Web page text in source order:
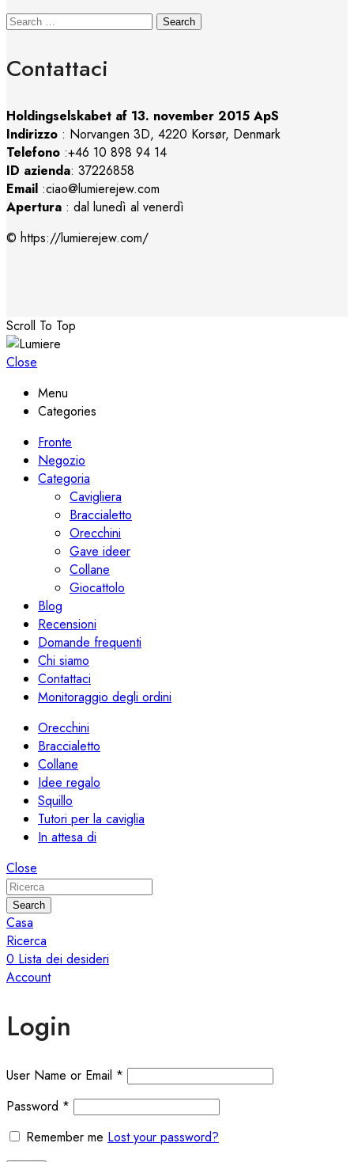
Search
Contattaci
Holdingselskabet af 13. november 2015 ApS
Indirizzo : Norvangen 3D, 4220 Korsør, Denmark
Telefono :+46 10 898 94 14
ID azienda: 37226858
Email :ciao@lumierejew.com
Apertura : dal lunedì al venerdì
© https://lumierejew.com/
Scroll To Top
Close
Menu
Categories
Fronte
Negozio
Categoria
Cavigliera
Braccialetto
Orecchini
Gave ideer
Collane
Giocattolo
Blog
Recensioni
Domande frequenti
Chi siamo
Contattaci
Monitoraggio degli ordini
Orecchini
Braccialetto
Collane
Idee regalo
Squillo
Tutori per la caviglia
In attesa di
Close
Search
Casa
Ricerca
0 Lista dei desideri
Account
Login
User Name or Email *
Password *
Remember me Lost your password?